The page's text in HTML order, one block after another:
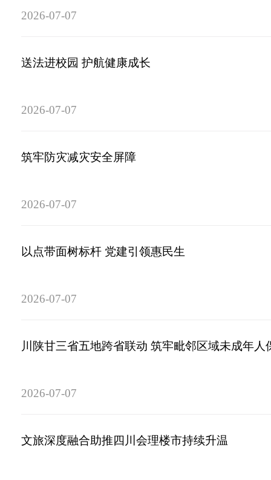
2026-07-07
送法进校园 护航健康成长
2026-07-07
筑牢防灾减灾安全屏障
2026-07-07
以点带面树标杆 党建引领惠民生
2026-07-07
川陕甘三省五地跨省联动 筑牢毗邻区域未成年人
2026-07-07
文旅深度融合助推四川会理楼市持续升温